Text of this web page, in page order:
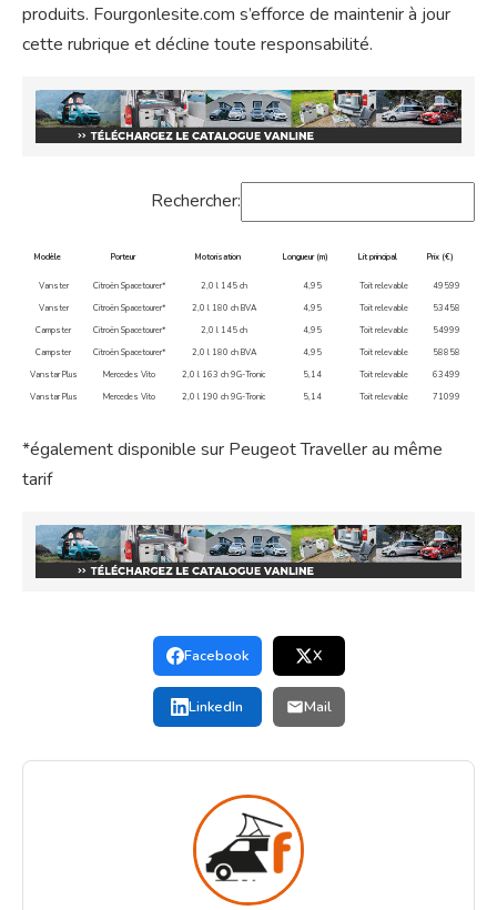
produits. Fourgonlesite.com s’efforce de maintenir à jour
cette rubrique et décline toute responsabilité.
Rechercher:
Modèle Porteur Motorisation Longueur (m) Lit principal Prix (€)
Vanster Citroën Spacetourer* 2,0 l 145 ch 4,95 Toit relevable
49599
Vanster
Citroën Spacetourer* 2,0 l 180 ch BVA 4,95 Toit relevable
53458
Campster
Citroën Spacetourer* 2,0 l 145 ch 4,95 Toit relevable
54999
Campster
Citroën Spacetourer* 2,0 l 180 ch BVA 4,95 Toit relevable
58858
Vanstar Plus
Mercedes Vito 2,0 l 163 ch 9G-Tronic 5,14 Toit relevable
63499
Vanstar Plus
Mercedes Vito 2,0 l 190 ch 9G-Tronic 5,14 Toit relevable 71099
*également disponible sur Peugeot Traveller au même
tarif
Facebook X
LinkedIn Mail